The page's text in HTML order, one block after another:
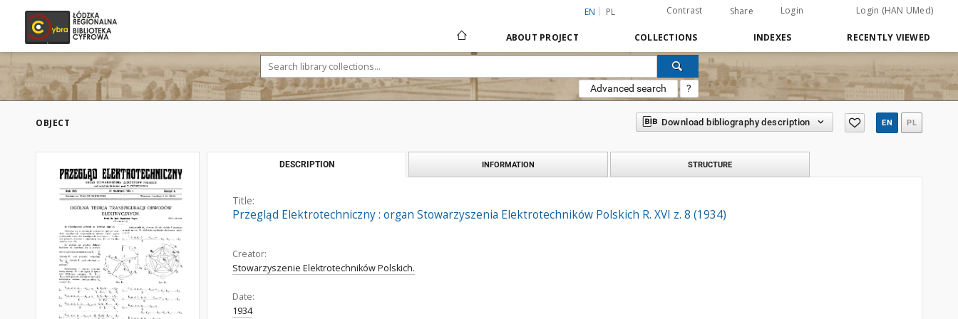
EN PL Contrast Share Login Login (HAN UMed)
ABOUT PROJECT COLLECTIONS INDEXES RECENTLY VIEWED
Advanced search ?
OBJECT Download bibliography description EN PL
DESCRIPTION INFORMATION STRUCTURE
Title:
Przegląd Elektrotechniczny : organ Stowarzyszenia Elektrotechników Polskich R. XVI z. 8 (1934)
Creator:
Stowarzyszenie Elektrotechników Polskich.
Date:
1934